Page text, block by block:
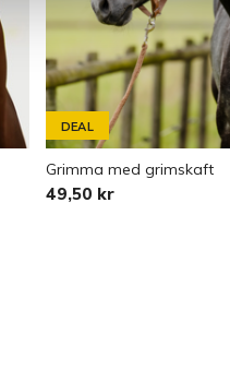
DEAL
Grimma med grimskaft
49,50 kr